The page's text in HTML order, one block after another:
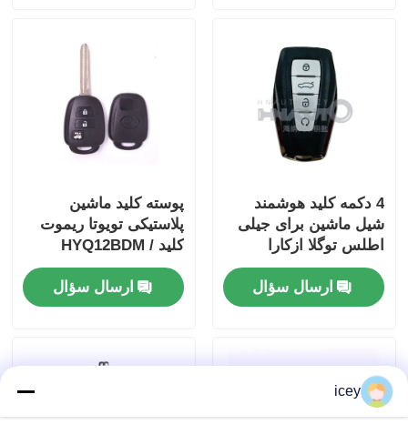
4 دکمه کلید هوشمند
شیل ماشین برای جیلی
اطلس توگلا ازکارا
کولری Key Shell
Cover
ارسال سؤال
پوسته کلید ماشین
پلاستیکی تویوتا ریموت
کلید HYQ12BDM /
HYQ12BDP / GQ4-52T
ارسال سؤال
icey